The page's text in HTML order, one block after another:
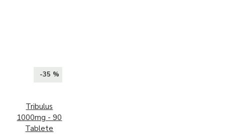
-35 %
Tribulus
1000mg - 90
Tablete